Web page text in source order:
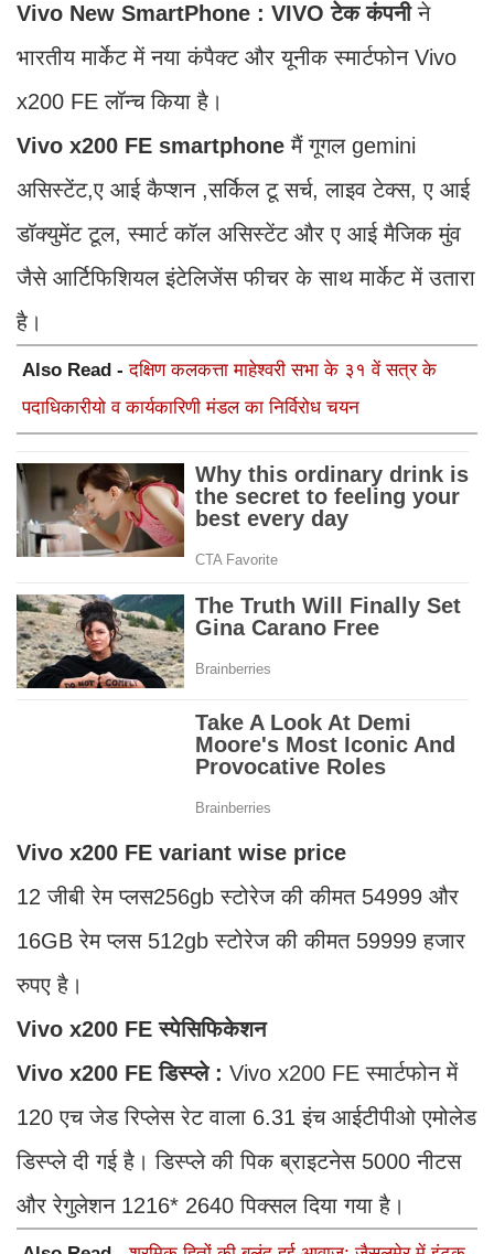
Vivo New SmartPhone : VIVO टेक कंपनीने
भारतीय मार्केट में नया कंपैक्ट और यूनीक स्मार्टफोन Vivo
x200 FE लॉन्च किया है।
Vivo x200 FE smartphoneमैं गूगल gemini
असिस्टेंट,ए आई कैप्शन ,सर्किल टू सर्च, लाइव टेक्स, ए आई
डॉक्युमेंट टूल, स्मार्ट कॉल असिस्टेंट और ए आई मैजिक मुंव
जैसे आर्टिफिशियल इंटेलिजेंस फीचर के साथ मार्केट में उतारा
है।
Also Read -दक्षिण कलकत्ता माहेश्वरी सभा के ३१ वें सत्र के
पदाधिकारीयो व कार्यकारिणी मंडल का निर्विरोध चयन
Vivo x200 FE variant wise price
12 जीबी रेम प्लस256gb स्टोरेज की कीमत 54999 और
16GB रेम प्लस 512gb स्टोरेज की कीमत 59999 हजार
रुपए है।
Vivo x200 FE स्पेसिफिकेशन
Vivo x200 FE डिस्प्ले : Vivo x200 FE स्मार्टफोन में
120 एच जेड रिप्लेस रेट वाला 6.31 इंच आईटीपीओ एमोलेड
डिस्प्ले दी गई है। डिस्प्ले की पिक ब्राइटनेस 5000 नीटस
और रेगुलेशन 1216* 2640 पिक्सल दिया गया है।